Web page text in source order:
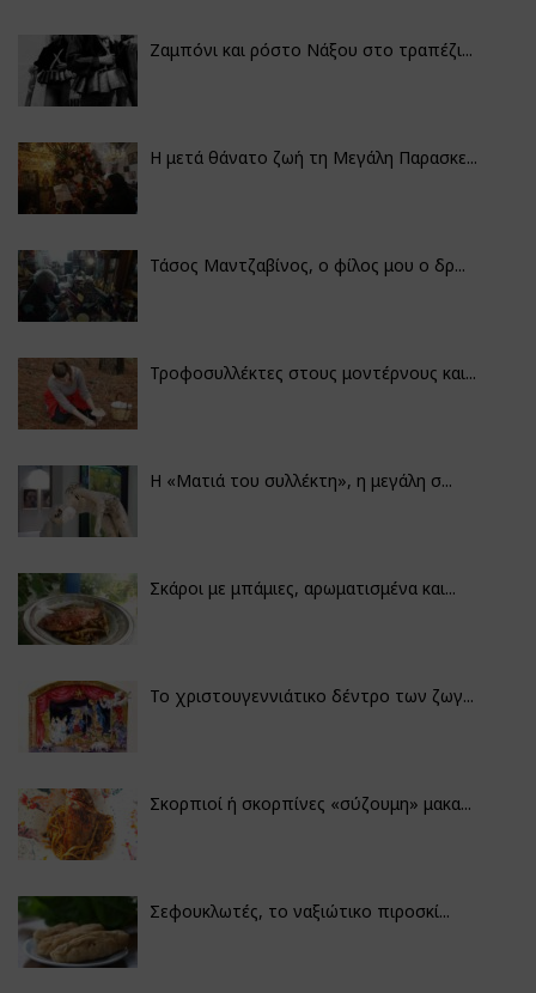
Ζαμπόνι και ρόστο Νάξου στο τραπέζι...
Η μετά θάνατο ζωή τη Μεγάλη Παρασκε...
Τάσος Μαντζαβίνος, ο φίλος μου ο δρ...
Τροφοσυλλέκτες στους μοντέρνους και...
H «Ματιά του συλλέκτη», η μεγάλη σ...
Σκάροι με μπάμιες, αρωματισμένα και...
Το χριστουγεννιάτικο δέντρο των ζωγ...
Σκορπιοί ή σκορπίνες «σύζουμη» μακα...
Σεφουκλωτές, το ναξιώτικο πιροσκί...